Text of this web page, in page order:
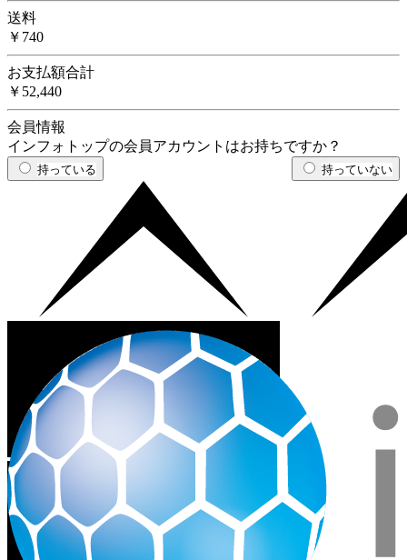
送料
￥740
お支払額合計
￥52,440
会員情報
インフォトップの会員アカウントはお持ちですか？
持っている 持っていない